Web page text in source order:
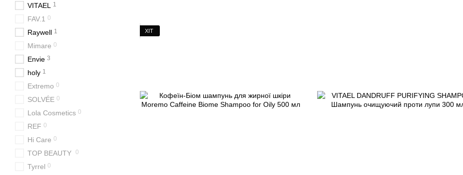
ХІТ
VITAEL 1
FAV.1 0
Raywell 1
Mimare 0
Envie 3
holy 1
Extremo 0
SOLVÉE 0
Lola Cosmetics 0
REF 0
Hi Care 0
TOP BEAUTY 0
Tyrrel 0